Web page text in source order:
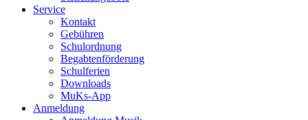
Service
Kontakt
Gebühren
Schulordnung
Begabtenförderung
Schulferien
Downloads
MuKs-App
Anmeldung